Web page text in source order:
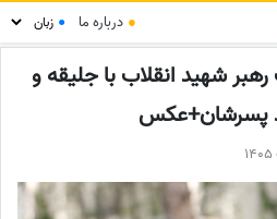
● درباره ما ●
شهید انقلاب با جلیقه و